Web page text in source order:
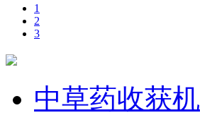
1
2
3
中草药收获机